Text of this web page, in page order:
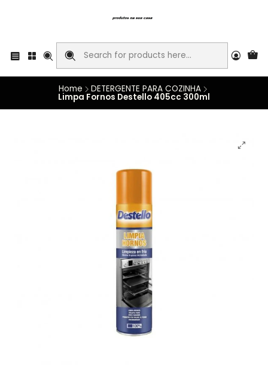
Home DETERGENTE PARA COZINHA
Limpa Fornos Destello 405cc 300ml